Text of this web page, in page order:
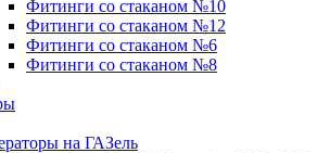
Фитинги со стаканом №10
Фитинги со стаканом №12
Фитинги со стаканом №6
Фитинги со стаканом №8
на ГАЗель